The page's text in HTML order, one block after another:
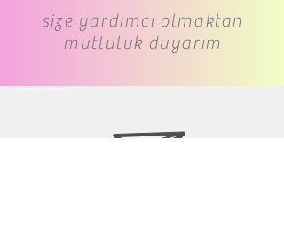
size yardımcı olmaktan
mutluluk duyarım